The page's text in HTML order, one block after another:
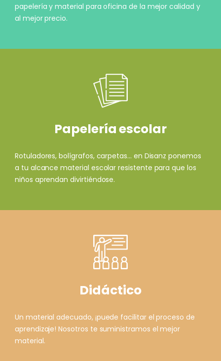
papelería y material para oficina de la mejor calidad y
al mejor precio.
Papelería escolar
Rotuladores, bolígrafos, carpetas... en Disanz ponemos
a tu alcance material escolar resistente para que los
niños aprendan divirtiéndose.
Didáctico
Un material adecuado, ¡puede facilitar el proceso de
aprendizaje! Nosotros te suministramos el mejor
material.